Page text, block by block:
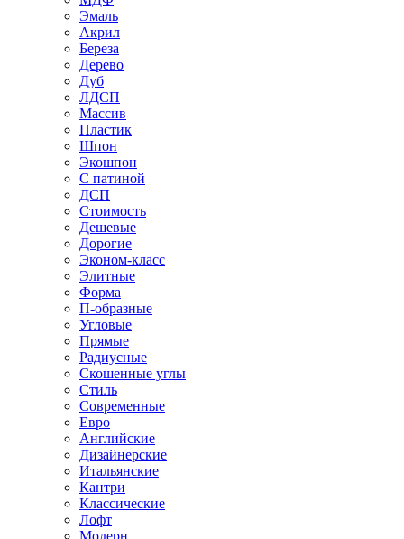
Эмаль
Акрил
Береза
Дерево
Дуб
ЛДСП
Массив
Пластик
Шпон
Экошпон
С патиной
ДСП
Стоимость
Дешевые
Дорогие
Эконом-класс
Элитные
Форма
П-образные
Угловые
Прямые
Радиусные
Скошенные углы
Стиль
Современные
Евро
Английские
Дизайнерские
Итальянские
Кантри
Классические
Лофт
Модерн